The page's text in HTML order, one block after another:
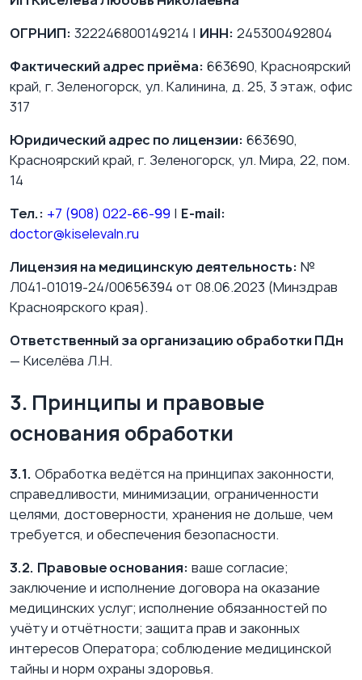
ОГРНИП: 322246800149214 | ИНН: 245300492804
Фактический адрес приёма: 663690, Красноярский
край, г. Зеленогорск, ул. Калинина, д. 25, 3 этаж, офис
317
Юридический адрес по лицензии: 663690,
Красноярский край, г. Зеленогорск, ул. Мира, 22, пом.
14
Тел.: +7 (908) 022-66-99 | E-mail:
doctor@kiselevaln.ru
Лицензия на медицинскую деятельность: №
Л041-01019-24/00656394 от 08.06.2023 (Минздрав
Красноярского края).
Ответственный за организацию обработки ПДн
— Киселёва Л.Н.
3. Принципы и правовые
основания обработки
3.1. Обработка ведётся на принципах законности,
справедливости, минимизации, ограниченности
целями, достоверности, хранения не дольше, чем
требуется, и обеспечения безопасности.
3.2. Правовые основания: ваше согласие;
заключение и исполнение договора на оказание
медицинских услуг; исполнение обязанностей по
учёту и отчётности; защита прав и законных
интересов Оператора; соблюдение медицинской
тайны и норм охраны здоровья.